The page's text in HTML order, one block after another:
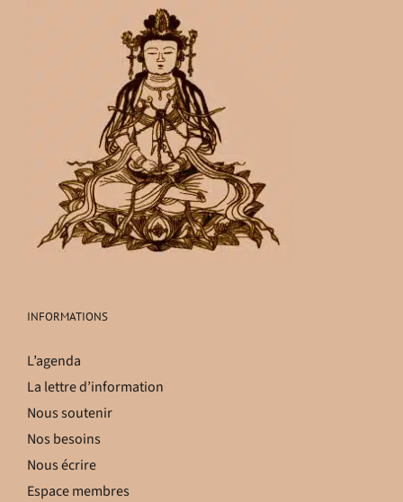
INFORMATIONS
L’agenda
La lettre d’information
Nous soutenir
Nos besoins
Nous écrire
Espace membres